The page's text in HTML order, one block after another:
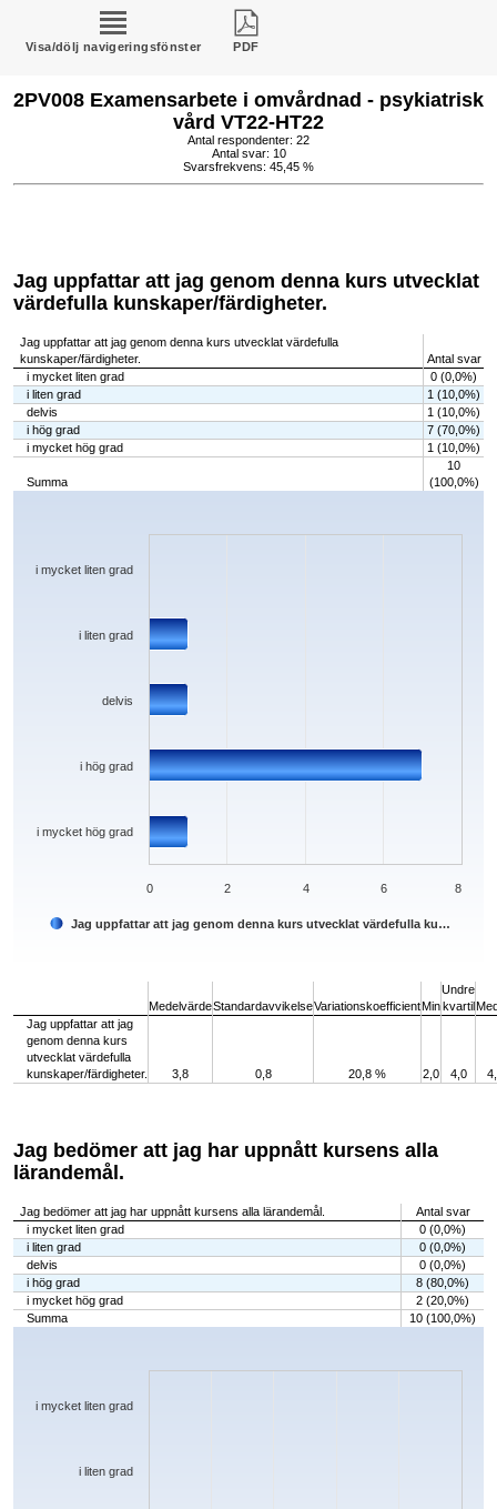
Visa/dölj navigeringsfönster PDF
2PV008 Examensarbete i omvårdnad - psykiatrisk
vård VT22-HT22
Antal respondenter: 22
Antal svar: 10
Svarsfrekvens: 45,45 %
Jag uppfattar att jag genom denna kurs utvecklat
värdefulla kunskaper/färdigheter.
Jag uppfattar att jag genom denna kurs utvecklat värdefulla
kunskaper/färdigheter.
Antal svar
i mycket liten grad
0 (0,0%)
i liten grad
1 (10,0%)
delvis
1 (10,0%)
i hög grad
7 (70,0%)
i mycket hög grad
1 (10,0%)
Summa
10
(100,0%)
Chart
The chart has 1 X axis displaying categories.
Jag uppfattar att jag genom denna kurs utvecklat värdefulla ku…
i mycket hög grad
i hög grad
delvis
i liten grad
i mycket liten grad
0 2 4 6 8
MedelvärdeStandardavvikelseVariationskoefficientMin
Undre
kvartil
Jag uppfattar att jag
genom denna kurs
utvecklat värdefulla
kunskaper/färdigheter.
3,8 0,8 20,8 % 2,0 4,0
Jag bedömer att jag har uppnått kursens alla
lärandemål.
Jag bedömer att jag har uppnått kursens alla lärandemål.
Antal svar
i mycket liten grad
0 (0,0%)
i liten grad
0 (0,0%)
delvis
0 (0,0%)
i hög grad
8 (80,0%)
i mycket hög grad
2 (20,0%)
Summa
10 (100,0%)
Chart
The chart has 1 X axis displaying categories.
i liten grad
i mycket liten grad